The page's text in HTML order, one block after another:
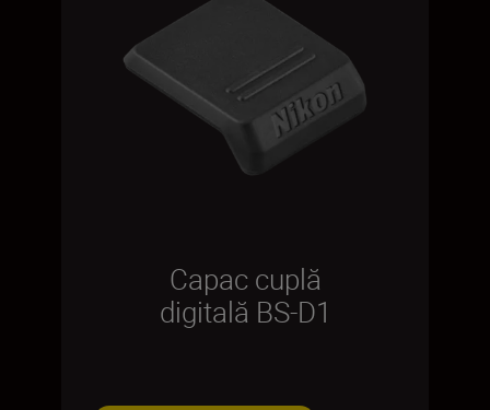
Capac cuplă
digitală BS-D1